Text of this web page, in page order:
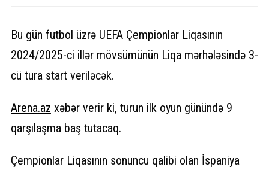
Bu gün futbol üzrə UEFA Çempionlar Liqasının
2024/2025-ci illər mövsümünün Liqa mərhələsində 3-
cü tura start veriləcək.
Arena.az xəbər verir ki, turun ilk oyun günündə 9
qarşılaşma baş tutacaq.
Çempionlar Liqasının sonuncu qalibi olan İspaniya